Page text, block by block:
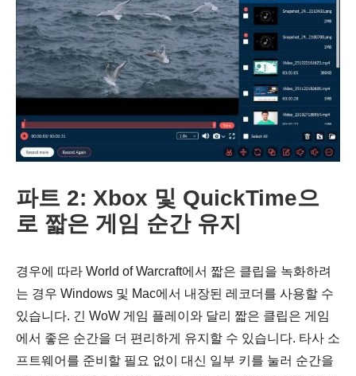
5단계.
6단계.
파트 2: Xbox 및 QuickTime으
로 짧은 게임 순간 유지
경우에 따라 World of Warcraft에서 짧은 클립을 녹화하려
는 경우 Windows 및 Mac에서 내장된 레코더를 사용할 수
있습니다. 긴 WoW 게임 플레이와 달리 짧은 클립은 게임
에서 좋은 순간을 더 편리하게 유지할 수 있습니다. 타사 소
프트웨어를 준비할 필요 없이 대신 일부 키를 눌러 순간을